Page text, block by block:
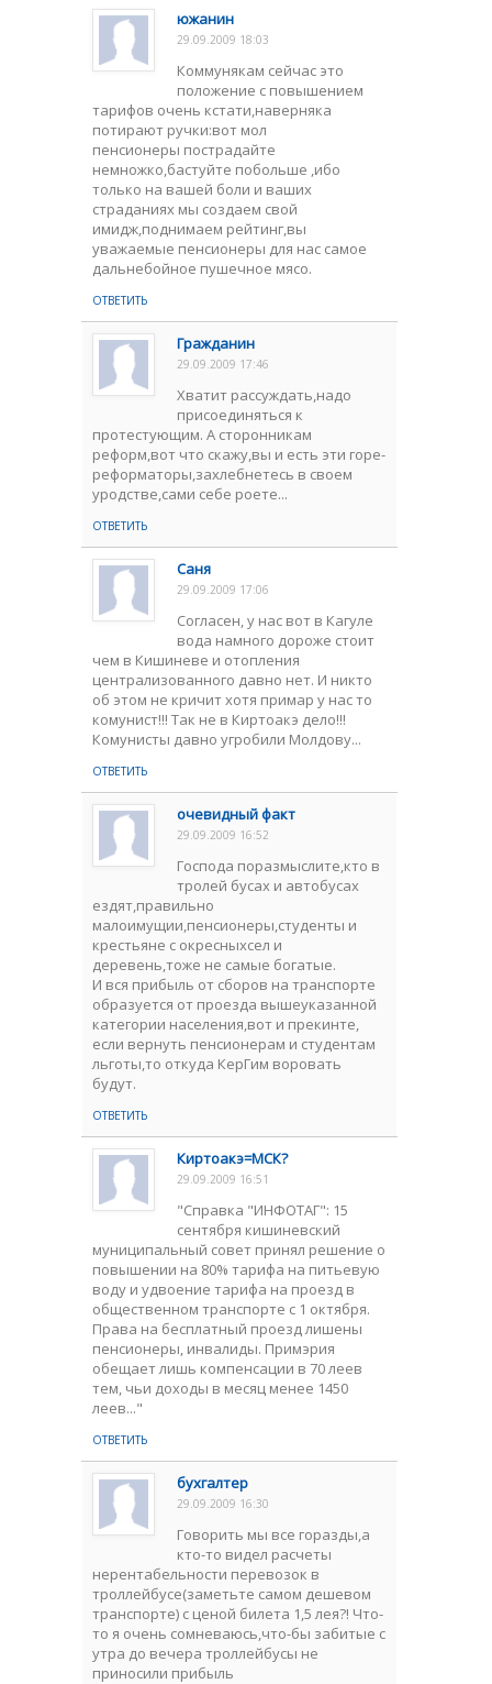
южанин
29.09.2009 18:03
Коммунякам сейчас это
положение с повышением
тарифов очень кстати,наверняка
потирают ручки:вот мол
пенсионеры пострадайте
немножко,бастуйте побольше ,ибо
только на вашей боли и ваших
страданиях мы создаем свой
имидж,поднимаем рейтинг,вы
уважаемые пенсионеры для нас самое
дальнебойное пушечное мясо.
ОТВЕТИТЬ
Гражданин
29.09.2009 17:46
Хватит рассуждать,надо
присоединяться к
протестующим. А сторонникам
реформ,вот что скажу,вы и есть эти горе-
реформаторы,захлебнетесь в своем
уродстве,сами себе роете...
ОТВЕТИТЬ
Саня
29.09.2009 17:06
Согласен, у нас вот в Кагуле
вода намного дороже стоит
чем в Кишиневе и отопления
централизованного давно нет. И никто
об этом не кричит хотя примар у нас то
комунист!!! Так не в Киртоакэ дело!!!
Комунисты давно угробили Молдову...
ОТВЕТИТЬ
очевидный факт
29.09.2009 16:52
Господа поразмыслите,кто в
тролей бусах и автобусах
ездят,правильно
малоимущии,пенсионеры,студенты и
крестьяне с окресныхсел и
деревень,тоже не самые богатые.
И вся прибыль от сборов на транспорте
образуется от проезда вышеуказанной
категории населения,вот и прекинте,
если вернуть пенсионерам и студентам
льготы,то откуда КерГим воровать
будут.
ОТВЕТИТЬ
Киртоакэ=МСК?
29.09.2009 16:51
"Справка "ИНФОТАГ": 15
сентября кишиневский
муниципальный совет принял решение о
повышении на 80% тарифа на питьевую
воду и удвоение тарифа на проезд в
общественном транспорте с 1 октября.
Права на бесплатный проезд лишены
пенсионеры, инвалиды. Примэрия
обещает лишь компенсации в 70 леев
тем, чьи доходы в месяц менее 1450
леев..."
ОТВЕТИТЬ
бухгалтер
29.09.2009 16:30
Говорить мы все горазды,а
кто-то видел расчеты
нерентабельности перевозок в
троллейбусе(заметьте самом дешевом
транспорте) с ценой билета 1,5 лея?! Что-
то я очень сомневаюсь,что-бы забитые с
утра до вечера троллейбусы не
приносили прибыль